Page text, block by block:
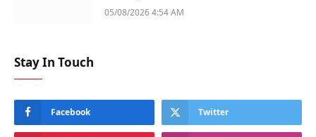
05/08/2026 4:54 AM
Stay In Touch
Facebook Twitter